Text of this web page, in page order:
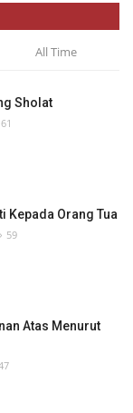
All Time
Sholat
61
Kepada Orang Tua
59
Atas Menurut